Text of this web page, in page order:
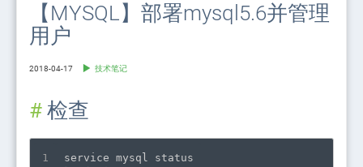
【MYSQL】部署mysql5.6并管理
用户
2018-04-17 技术笔记
检查
1
service mysql status